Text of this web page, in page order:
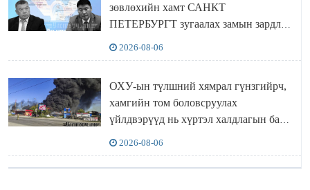
зөвлөхийн хамт САНКТ
ПЕТЕРБУРГТ зугаалах замын зардлаа
2026-08-06
ОХУ-ын түлшний хямрал гүнзгийрч,
хамгийн том боловсруулах
үйлдвэрүүд нь хүртэл халдлагын бай
2026-08-06